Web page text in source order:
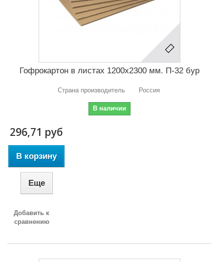
Гофрокартон в листах 1200х2300 мм. П-32 бур
Страна производитель Россия
В наличии
296,71 руб
В корзину
Еще
Добавить к
сравнению